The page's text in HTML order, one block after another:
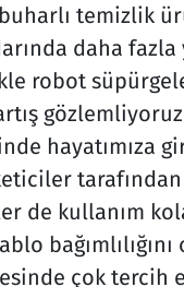
temizlik
daha fazla
robot
hayatımıza
de kullanım
çok tercih